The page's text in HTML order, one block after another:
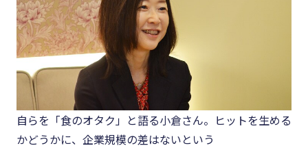
自らを「食のオタク」と語る小倉さん。ヒットを生める
かどうかに、企業規模の差はないという